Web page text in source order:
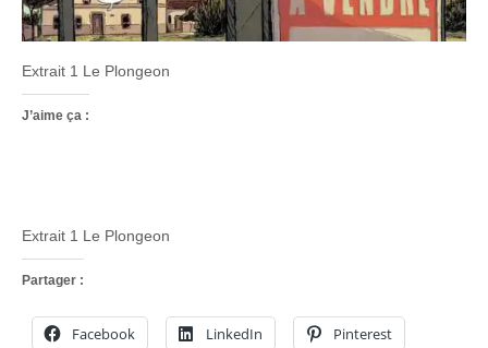
Extrait 1 Le Plongeon
J’aime ça :
Extrait 1 Le Plongeon
Partager :
Facebook LinkedIn Pinterest